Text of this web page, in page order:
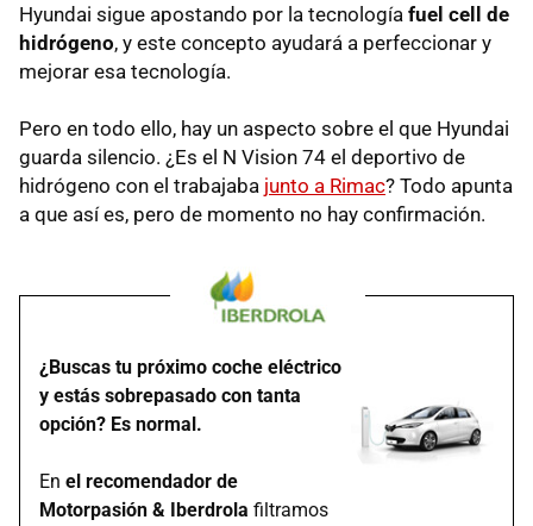
Hyundai sigue apostando por la tecnología fuel cell de
hidrógeno, y este concepto ayudará a perfeccionar y
mejorar esa tecnología.
Pero en todo ello, hay un aspecto sobre el que Hyundai
guarda silencio. ¿Es el N Vision 74 el deportivo de
hidrógeno con el trabajaba junto a Rimac? Todo apunta
a que así es, pero de momento no hay confirmación.
¿Buscas tu próximo coche eléctrico
y estás sobrepasado con tanta
opción? Es normal.
En el recomendador de
Motorpasión & Iberdrola filtramos